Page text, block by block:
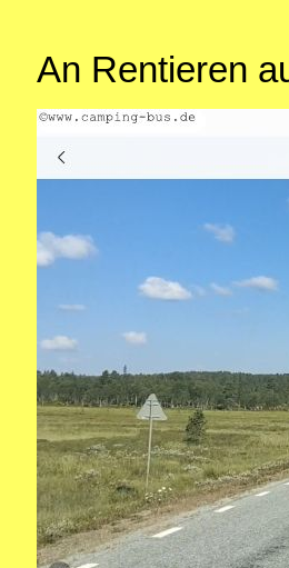
An Rentieren